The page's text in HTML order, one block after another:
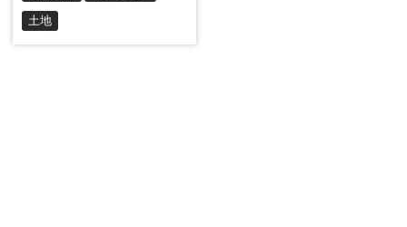
資金面での不安をかなり抑えることが出来るということで